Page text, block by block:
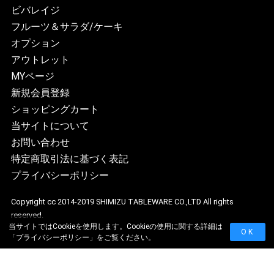
当サイトではCookieを使用します。Cookieの使用に関する詳細は
「 プライバシーポリシー 」をご覧ください。
OK
ビバレイジ
フルーツ＆サラダ/ケーキ
オプション
アウトレット
MYページ
新規会員登録
ショッピングカート
当サイトについて
お問い合わせ
特定商取引法に基づく表記
プライバシーポリシー
Copyright cc 2014-2019 SHIMIZU TABLEWARE CO.,LTD All rights
reserved.